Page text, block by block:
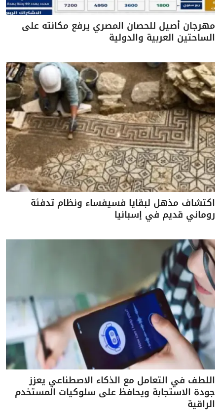
مهرجان أصيل للحصان المصري يرفع مكانته على
الساحتين العربية والدولية
اكتشاف مذهل لبقايا فسيفساء ونظام تدفئة
روماني قديم في إسبانيا
اللطف في التعامل مع الذكاء الاصطناعي يعزز
جودة الاستجابة ويحافظ على سلوكيات المستخدم
الراقية